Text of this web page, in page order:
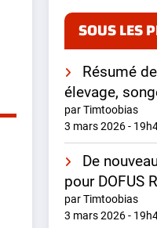
SOUS LES
Résumé
élevage,
par Timtoobias
3 mars 2026 -
De
pour DOFUS
par Timtoobias
3 mars 2026 -